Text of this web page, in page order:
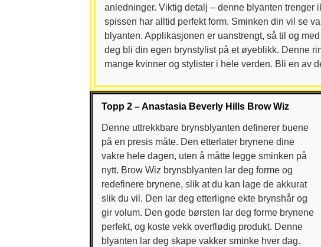
anledninger. Viktig detalj – denne blyanten trenger
spissen har alltid perfekt form. Sminken din vil se
blyanten. Applikasjonen er uanstrengt, så til og
deg bli din egen brynstylist på et øyeblikk. Denne
mange kvinner og stylister i hele verden. Bli en av
Topp 2 – Anastasia Beverly Hills Brow Wiz
Denne uttrekkbare brynsblyanten definerer buene
på en presis måte. Den etterlater brynene dine
vakre hele dagen, uten å måtte legge sminken på
nytt. Brow Wiz brynsblyanten lar deg forme og
redefinere brynene, slik at du kan lage de akkurat
slik du vil. Den lar deg etterligne ekte brynshår og
gir volum. Den gode børsten lar deg forme brynene
perfekt, og koste vekk overflødig produkt. Denne
blyanten lar deg skape vakker sminke hver dag.